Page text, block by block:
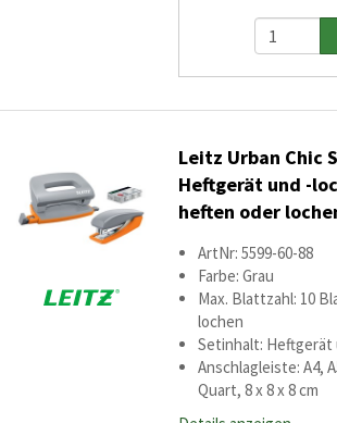
Leitz Urban Chic
Heftgerät und -
heften oder
ArtNr: 5599-60-88
Farbe: Grau
Max. Blattzahl: 10
lochen
Setinhalt: Heftgerät
Anschlagleiste: A4,
Quart, 8 x 8 x 8 cm